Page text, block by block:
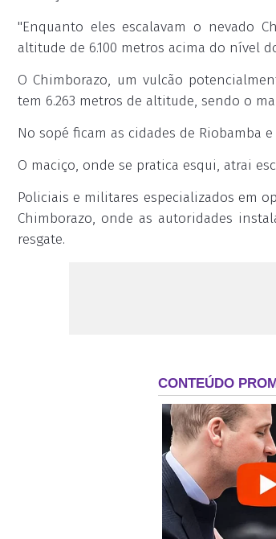
"Enquanto eles escalavam o nevado
altitude de 6.100 metros acima do nível
O Chimborazo, um vulcão
tem 6.263 metros de altitude, sendo o
No sopé ficam as cidades de Riobamba
O maciço, onde se pratica esqui, atrai
Policiais e militares especializados em
Chimborazo, onde as autoridades
resgate.